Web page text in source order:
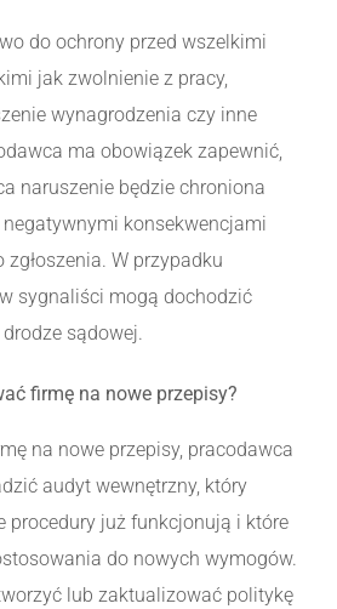
do ochrony przed wszelkimi
jak zwolnienie z pracy,
wynagrodzenia czy inne
ma obowiązek zapewnić,
naruszenie będzie chroniona
konsekwencjami
W przypadku
sygnaliści mogą dochodzić
sądowej.
firmę na nowe przepisy?
na nowe przepisy, pracodawca
audyt wewnętrzny, który
procedury już funkcjonują i które
do nowych wymogów.
lub zaktualizować politykę